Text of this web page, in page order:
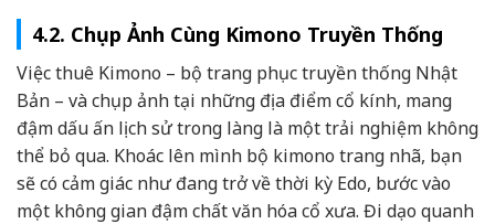
4.2. Chụp Ảnh Cùng Kimono Truyền Thống
Việc thuê Kimono – bộ trang phục truyền thống Nhật
Bản – và chụp ảnh tại những địa điểm cổ kính, mang
đậm dấu ấn lịch sử trong làng là một trải nghiệm không
thể bỏ qua. Khoác lên mình bộ kimono trang nhã, bạn
sẽ có cảm giác như đang trở về thời kỳ Edo, bước vào
một không gian đậm chất văn hóa cổ xưa. Đi dạo quanh